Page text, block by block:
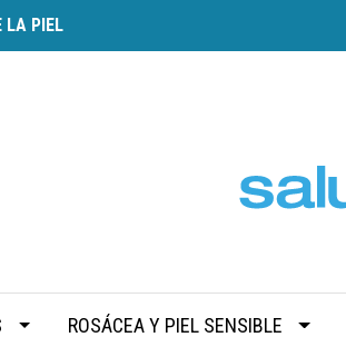
LA PIEL
ROSÁCEA Y PIEL SENSIBLE